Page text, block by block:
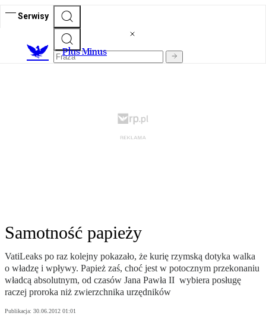
Serwisy
Plus Minus
Samotność papieży
VatiLeaks po raz kolejny pokazało, że kurię rzymską dotyka walka
o władzę i wpływy. Papież zaś, choć jest w potocznym przekonaniu
władcą absolutnym, od czasów Jana Pawła II wybiera posługę
raczej proroka niż zwierzchnika urzędników
Publikacja: 30.06.2012 01:01